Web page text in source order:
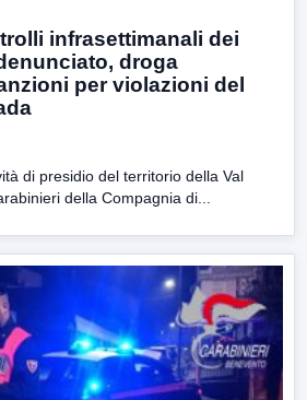
infrasettimanali dei
droga
per violazioni del
di presidio del territorio della Val
della Compagnia di...